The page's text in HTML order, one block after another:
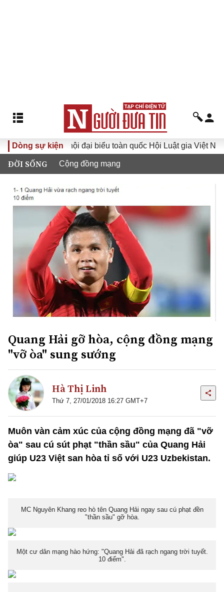
Dòng sự kiện
tới Đại hội đại biểu toàn quốc Hội Luật gia Việt Nam lần
ĐỜI SỐNG Cộng đồng mạng
Quang Hải gỡ hòa, cộng đồng mạng
"vỡ òa" sung sướng
Hà Thị Linh
Thứ 7, 27/01/2018 16:27 GMT+7
Muôn vàn cảm xúc của cộng đồng mạng đã "vỡ
òa" sau cú sút phạt "thần sầu" của Quang Hải
giúp U23 Việt san hòa tỉ số với U23 Uzbekistan.
MC Nguyên Khang reo hò tên Quang Hải ngay sau cú phạt đền
"thần sầu" gỡ hòa.
Một cư dân mạng hào hứng: "Quang Hải đã rạch ngang trời tuyết.
10 điểm".